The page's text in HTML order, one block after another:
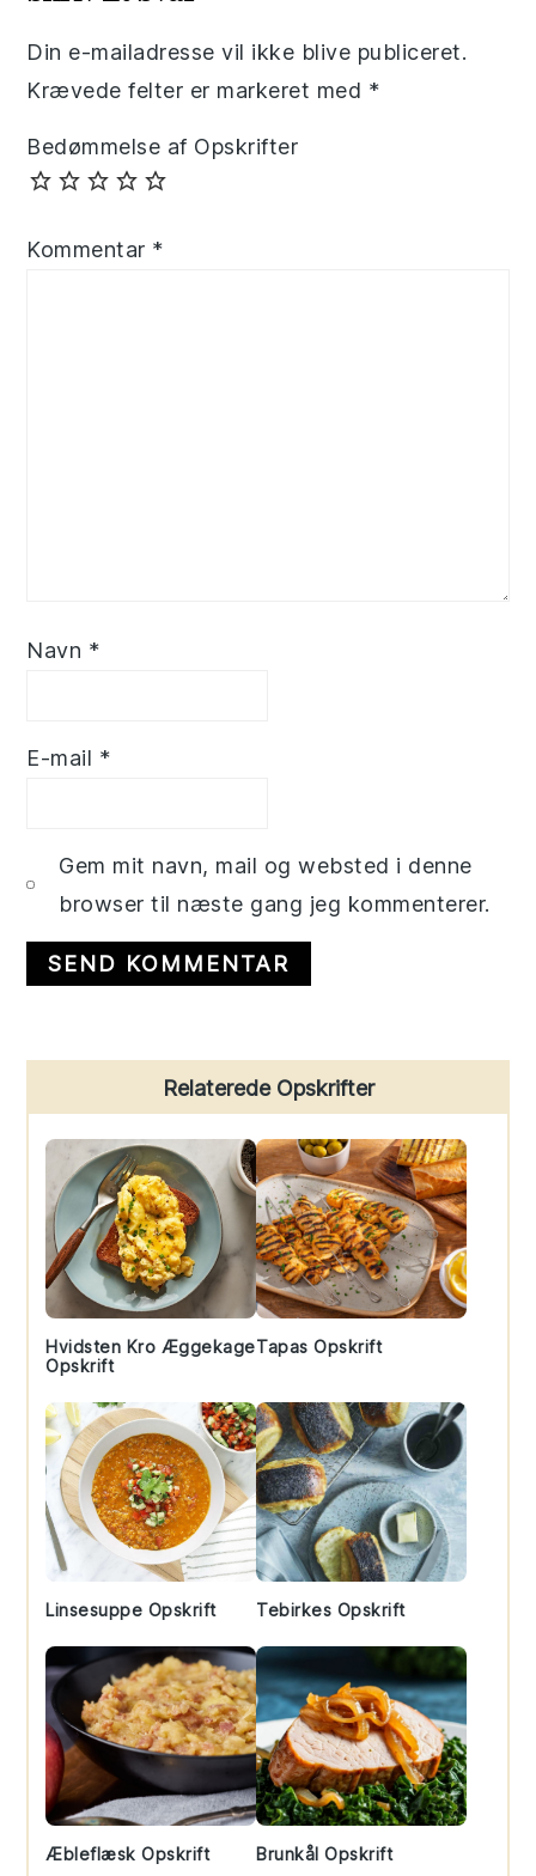
Din e-mailadresse vil ikke blive publiceret.
Krævede felter er markeret med *
Bedømmelse af Opskrifter
Kommentar *
Navn *
E-mail *
Gem mit navn, mail og websted i denne
browser til næste gang jeg kommenterer.
Sidebar
Relaterede Opskrifter
Hvidsten Kro Æggekage
Opskrift
Tapas Opskrift
Linsesuppe Opskrift Tebirkes Opskrift
Æbleflæsk Opskrift Brunkål Opskrift